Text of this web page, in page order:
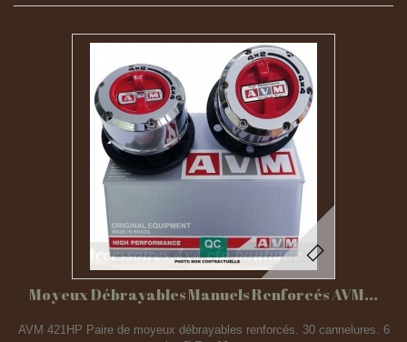
Moyeux Débrayables Manuels Renforcés AVM...
AVM 421HP Paire de moyeux débrayables renforcés. 30 cannelures. 6